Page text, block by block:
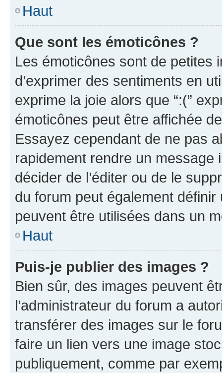
Haut
Que sont les émoticônes ?
Les émoticônes sont de petites
d’exprimer des sentiments en
exprime la joie alors que “:(”
émoticônes peut être affichée
Essayez cependant de ne pas
rapidement rendre un message
décider de l’éditer ou de le
du forum peut également définir
peuvent être utilisées dans un
Haut
Puis-je publier des images ?
Bien sûr, des images peuvent
l’administrateur du forum a
transférer des images sur le
faire un lien vers une image
publiquement, comme par